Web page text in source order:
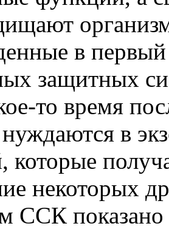
в
защитных
то время
в
которые
некоторых
ССК показано